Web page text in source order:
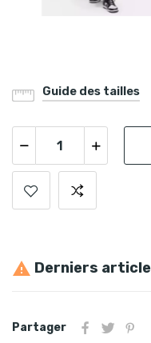
Guide des tailles
 Derniers
Partager